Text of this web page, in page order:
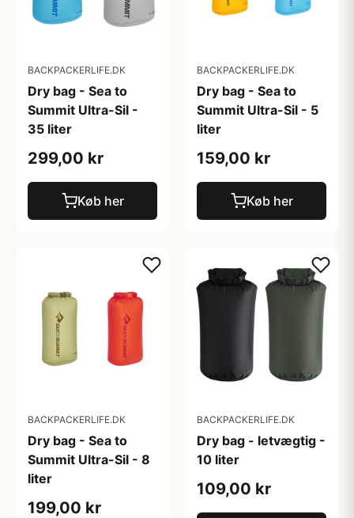
BACKPACKERLIFE.DK
Dry bag - Sea to
Summit Ultra-Sil -
35 liter
299,00 kr
Køb her
BACKPACKERLIFE.DK
Dry bag - Sea to
Summit Ultra-Sil - 5
liter
159,00 kr
Køb her
BACKPACKERLIFE.DK
Dry bag - Sea to
Summit Ultra-Sil - 8
liter
199,00 kr
BACKPACKERLIFE.DK
Dry bag - letvægtig -
10 liter
109,00 kr